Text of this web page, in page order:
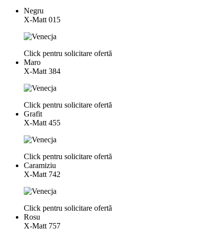
Negru
X-Matt 015
Click pentru solicitare ofertă
Maro
X-Matt 384
Click pentru solicitare ofertă
Grafit
X-Matt 455
Click pentru solicitare ofertă
Caramiziu
X-Matt 742
Click pentru solicitare ofertă
Rosu
X-Matt 757